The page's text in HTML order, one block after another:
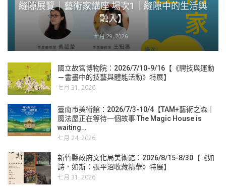
縫隙展覽｜藝術家講座 場次1｜縫隙中的生活與
融入】
七月 29, 2026
國立故宮博物院：2026/7/10-9/16【《騁技與運動
－書畫中的技藝與體能活動》特展】
七月 31, 2026
臺南市美術館：2026/7/3-10/4【TAM+藝術之森｜
魔法屋正在等待一個故事 The Magic House is
waiting…
七月 24, 2026
新竹縣政府文化局美術館：2026/8/15-8/30【《如
詩．如斯：張平沼收藏精華》特展】
七月 31, 2026